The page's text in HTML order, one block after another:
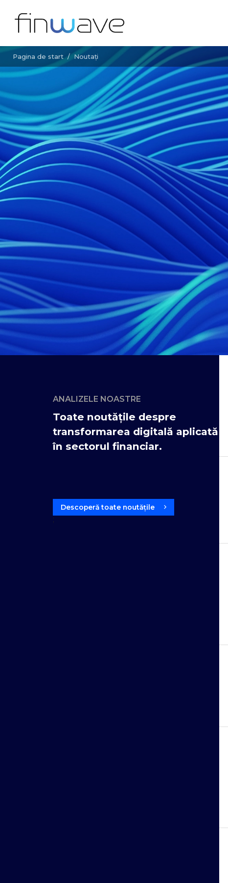
Pagina de start / Noutați
ANALIZELE NOASTRE
Toate noutățile despre
transformarea digitală aplicată
în sectorul financiar.
Descoperă toate noutățile
;